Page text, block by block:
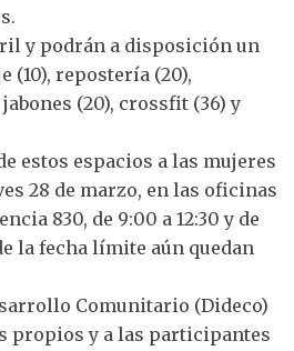
y podrán a disposición un
(10), repostería (20),
(20), crossfit (36) y
estos espacios a las mujeres
28 de marzo, en las oficinas
830, de 9:00 a 12:30 y de
la fecha límite aún quedan
Comunitario (Dideco)
propios y a las participantes